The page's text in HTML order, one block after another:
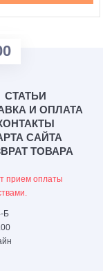
СТАТЬИ
И ОПЛАТА
САЙТА
ТОВАРА
прием оплаты
Б